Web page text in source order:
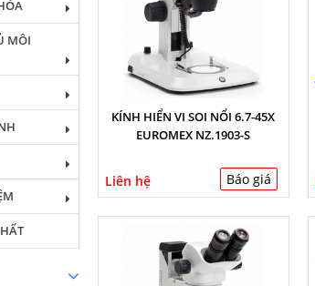
MÔI
KÍNH HIỂN VI SOI NỔI 6.7-45X
EUROMEX NZ.1903-S
Liên hệ Báo giá